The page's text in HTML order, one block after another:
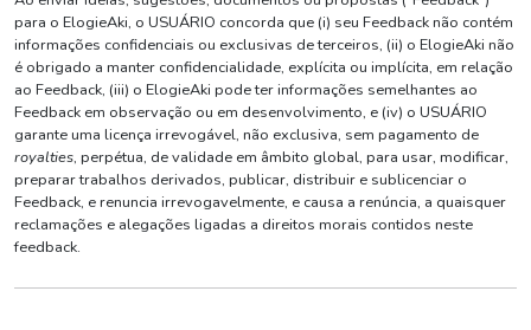
para o ElogieAki, o USUÁRIO concorda que (i) seu Feedback não contém
informações confidenciais ou exclusivas de terceiros, (ii) o ElogieAki não
é obrigado a manter confidencialidade, explícita ou implícita, em relação
ao Feedback, (iii) o ElogieAki pode ter informações semelhantes ao
Feedback em observação ou em desenvolvimento, e (iv) o USUÁRIO
garante uma licença irrevogável, não exclusiva, sem pagamento de
royalties, perpétua, de validade em âmbito global, para usar, modificar,
preparar trabalhos derivados, publicar, distribuir e sublicenciar o
Feedback, e renuncia irrevogavelmente, e causa a renúncia, a quaisquer
reclamações e alegações ligadas a direitos morais contidos neste
feedback.